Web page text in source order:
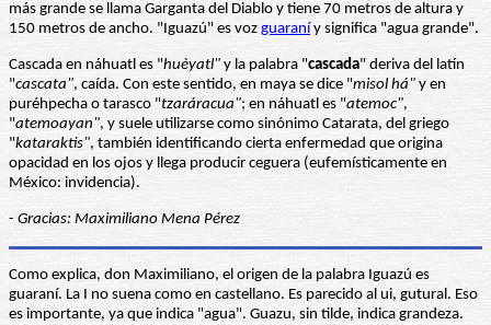
más grande se llama Garganta del Diablo y tiene 70 metros de altura y
150 metros de ancho. "Iguazú" es voz guaraní y significa "agua grande".
Cascada en náhuatl es "huèyatl" y la palabra "cascada" deriva del latín
"cascata", caída. Con este sentido, en maya se dice "misol há" y en
puréhpecha o tarasco "tzaráracua"; en náhuatl es "atemoc",
"atemoayan", y suele utilizarse como sinónimo Catarata, del griego
"kataraktis", también identificando cierta enfermedad que origina
opacidad en los ojos y llega producir ceguera (eufemísticamente en
México: invidencia).
- Gracias: Maximiliano Mena Pérez
Como explica, don Maximiliano, el origen de la palabra Iguazú es
guaraní. La I no suena como en castellano. Es parecido al ui, gutural. Eso
es importante, ya que indica "agua". Guazu, sin tilde, indica grandeza.